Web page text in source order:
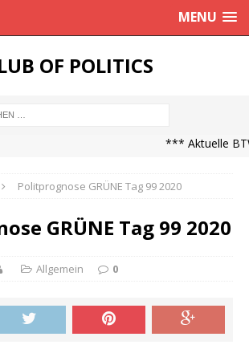
MENU
OF POLITICS
*** Aktuelle
Politprognose GRÜNE Tag 99 2020
GRÜNE Tag 99 2020
Allgemein 0